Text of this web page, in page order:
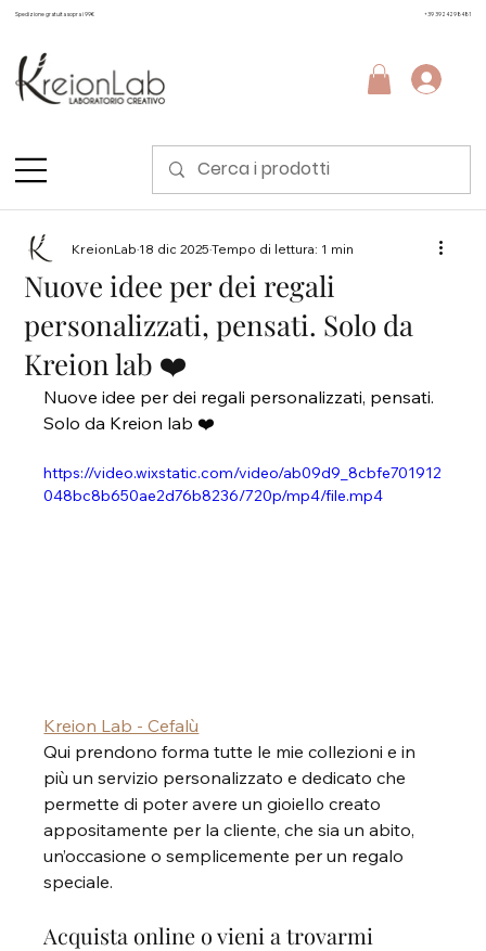
Spedizione gratuita sopra i 99€ +39 3924298481
Nuove idee per dei regali
personalizzati, pensati. Solo da
Kreion lab ❤️
KreionLab18 dic 2025Tempo di lettura: 1 min
Nuove idee per dei regali personalizzati, pensati.
Solo da Kreion lab ❤️
https://video.wixstatic.com/video/ab09d9_8cbfe701912
048bc8b650ae2d76b8236/720p/mp4/file.mp4
Kreion Lab - Cefalù
Qui prendono forma tutte le mie collezioni e in
più un servizio personalizzato e dedicato che
permette di poter avere un gioiello creato
appositamente per la cliente, che sia un abito,
un’occasione o semplicemente per un regalo
speciale.
Acquista online o vieni a trovarmi